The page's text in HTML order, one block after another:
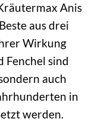
Anis
aus drei
Wirkung
Fenchel sind
auch
in
werden.